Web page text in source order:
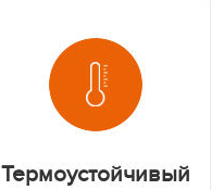
Термоустойчивый